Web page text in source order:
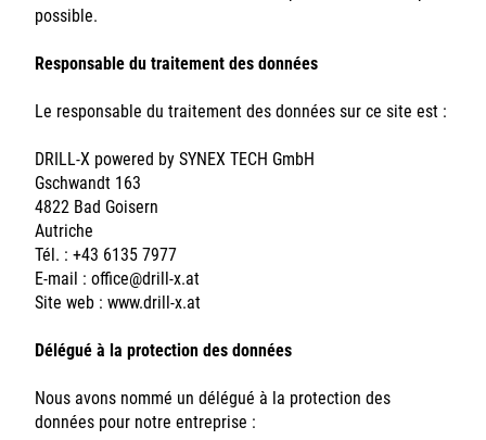
possible.
Responsable du traitement des données
Le responsable du traitement des données sur ce site est :
DRILL-X powered by SYNEX TECH GmbH
Gschwandt 163
4822 Bad Goisern
Autriche
Tél. : +43 6135 7977
E-mail :office@drill-x.at
Site web :www.drill-x.at
Délégué à la protection des données
Nous avons nommé un délégué à la protection des
données pour notre entreprise :